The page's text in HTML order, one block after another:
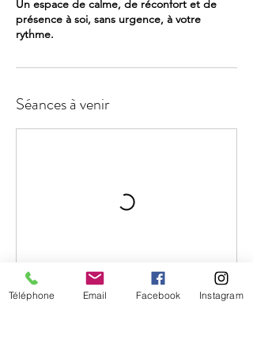
Un espace de calme, de réconfort et de
présence à soi, sans urgence, à votre
rythme.
Séances à venir
Téléphone Email Facebook Instagram